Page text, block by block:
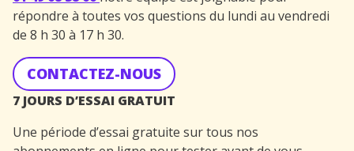
répondre à toutes vos questions du lundi au vendredi
de 8 h 30 à 17 h 30.
CONTACTEZ-NOUS
7 JOURS D’ESSAI GRATUIT
Une période d’essai gratuite sur tous nos